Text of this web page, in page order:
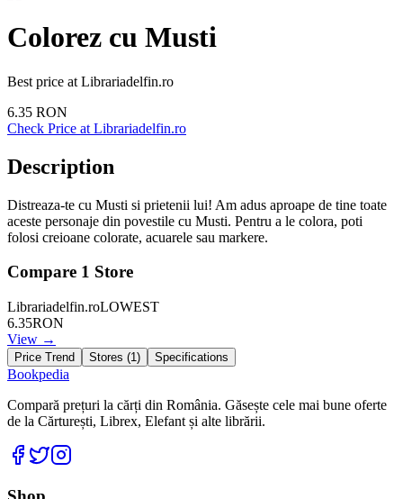
Colorez cu Musti
Best price at Librariadelfin.ro
6.35 RON
Check Price at Librariadelfin.ro
Description
Distreaza-te cu Musti si prietenii lui! Am adus aproape de tine toate
aceste personaje din povestile cu Musti. Pentru a le colora, poti
folosi creioane colorate, acuarele sau markere.
Compare 1 Store
Librariadelfin.roLOWEST
6.35RON
View →
Price Trend Stores (1) Specifications
Bookpedia
Compară prețuri la cărți din România. Găsește cele mai bune oferte
de la Cărturești, Librex, Elefant și alte librării.
Facebook
Twitter